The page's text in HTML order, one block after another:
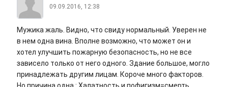
09.09.2016, 12:38
Мужика жаль. Видно, что свиду нормальный. Уверен не
в нем одна вина. Вполне возможно, что может он и
хотел улучшить пожарную безопасность, но не все
зависело только от него одного. Здание большое, могло
принадлежать другим лицам. Короче много факторов.